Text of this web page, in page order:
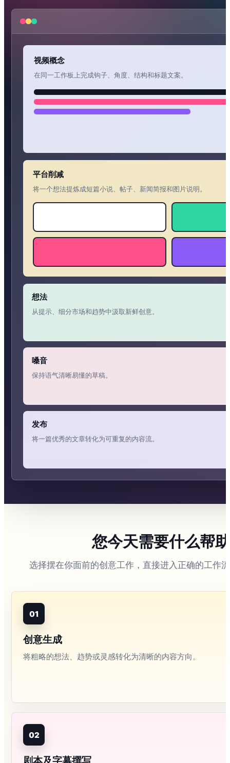
视频概念
在同一工作板上完成钩子、角度、结构和标题文案。
平台削减
将一个想法提炼成短篇小说、帖子、新闻简报和图片说明。
想法
从提示、细分市场和趋势中汲取新鲜创意。
嗓音
保持语气清晰易懂的草稿。
发布
将一篇优秀的文章转化为可重复的内容流。
您今天需要什么帮
选择摆在你面前的创意工作，直接进入正确的工作
01
创意生成
将粗略的想法、趋势或灵感转化为清晰的内容方向。
02